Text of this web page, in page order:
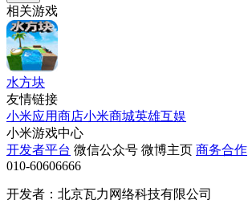
相关游戏
水方块
友情链接
小米应用商店小米商城英雄互娱
小米游戏中心
开发者平台 微信公众号 微博主页 商务合作
010-60606666
开发者：北京瓦力网络科技有限公司